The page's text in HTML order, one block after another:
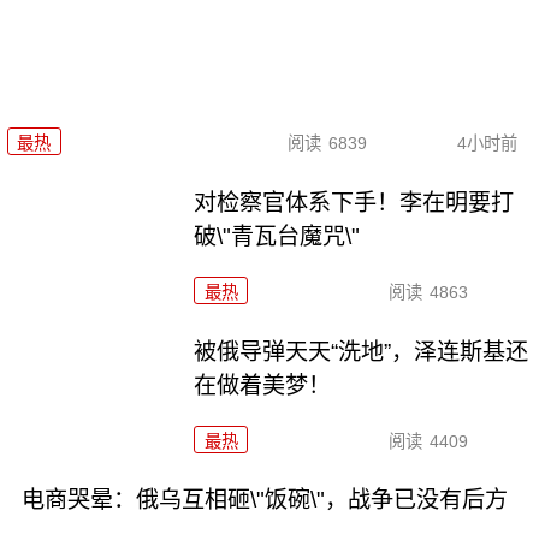
最热 阅读 6839 4小时前
对检察官体系下手！李在明要打
破\"青瓦台魔咒\"
最热 阅读 4863
被俄导弹天天“洗地”，泽连斯基还
在做着美梦！
最热 阅读 4409
电商哭晕：俄乌互相砸\"饭碗\"，战争已没有后方